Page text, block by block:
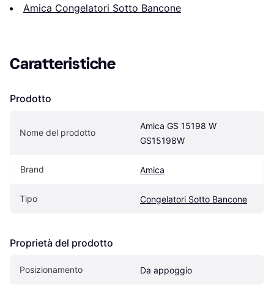
Amica Congelatori Sotto Bancone
Caratteristiche
Prodotto
Nome del prodotto
Amica GS 15198 W
GS15198W
Brand Amica
Tipo Congelatori Sotto Bancone
Proprietà del prodotto
Posizionamento Da appoggio